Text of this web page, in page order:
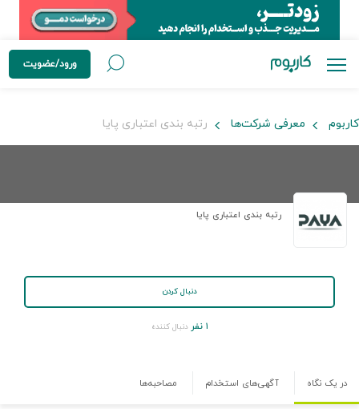
ورود/عضویت
کاربوم معرفی شرکت‌ها رتبه بندی اعتباری پایا
رتبه بندی اعتباری پایا
دنبال کردن
۱ نفر دنبال کننده
در یک نگاه آگهی‌های استخدام مصاحبه‌ها